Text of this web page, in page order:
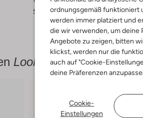
ordnungsgemäß funktioniert
werden immer platziert und
die wir verwenden, um deine
Angebote zu zeigen, bitten
klickst, werden nur die
auch auf "Cookie-
deine Präferenzen
Cookie-
Einstellungen
Schuhspitze:Abgerundet
Look